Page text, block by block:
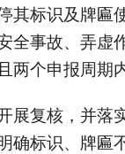
其标识及牌匾
全事故、弄虚
个申报周期
展复核，并落
确标识、牌匾